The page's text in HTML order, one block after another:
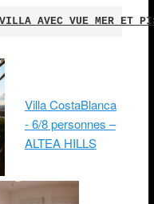
AVEC VUE MER ET
Villa CostaBlanca
- 6/8 personnes –
ALTEA HILLS